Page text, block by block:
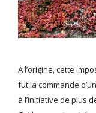
A l’origine, cette
fut la commande
à l’initiative de plus